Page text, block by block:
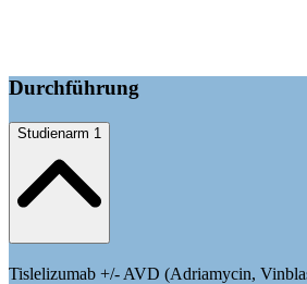
Durchführung
Studienarm 1
Tislelizumab +/- AVD (Adriamycin,